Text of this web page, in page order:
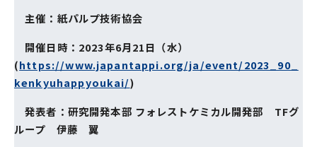
主催：紙パルプ技術協会
開催日時：2023年6月21日（水）
(https://www.japantappi.org/ja/event/2023_90_
kenkyuhappyoukai/)
発表者：研究開発本部 フォレストケミカル開発部 TFグ
ループ 伊藤 翼